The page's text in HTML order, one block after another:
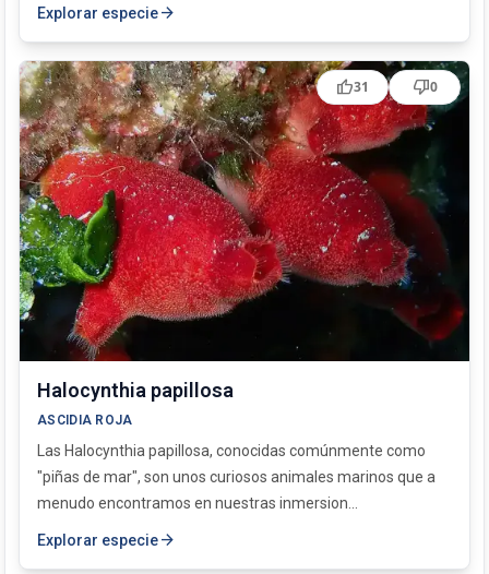
Explorar especiearrow_forward
Halocynthia papillosa
ASCIDIA ROJA
Las Halocynthia papillosa, conocidas comúnmente como
"piñas de mar", son unos curiosos animales marinos que a
menudo encontramos en nuestras inmersion...
Explorar especiearrow_forward
thumb_up31 thumb_down0